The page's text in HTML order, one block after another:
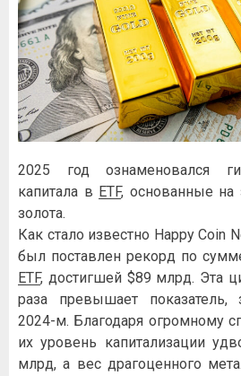
2025 год ознаменовался
капитала в ETF, основанные на
золота.
Как стало известно Happy Coin
был поставлен рекорд по
ETF, достигшей $89 млрд. Эта
раза превышает показатель,
2024-м. Благодаря огромному
их уровень капитализации
млрд, а вес драгоценного